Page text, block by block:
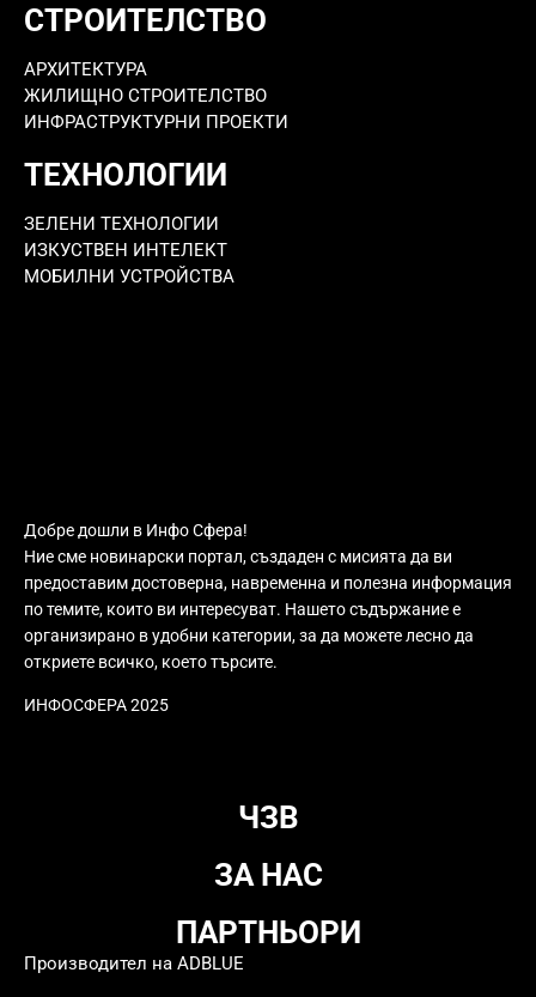
СТРОИТЕЛСТВО
АРХИТЕКТУРА
ЖИЛИЩНО СТРОИТЕЛСТВО
ИНФРАСТРУКТУРНИ ПРОЕКТИ
ТЕХНОЛОГИИ
ЗЕЛЕНИ ТЕХНОЛОГИИ
ИЗКУСТВЕН ИНТЕЛЕКТ
МОБИЛНИ УСТРОЙСТВА
Добре дошли в Инфо Сфера!
Ние сме новинарски портал, създаден с мисията да ви
предоставим достоверна, навременна и полезна информация
по темите, които ви интересуват. Нашето съдържание е
организирано в удобни категории, за да можете лесно да
откриете всичко, което търсите.
ИНФОСФЕРА 2025
ЧЗВ
ЗА НАС
ПАРТНЬОРИ
Производител на ADBLUE